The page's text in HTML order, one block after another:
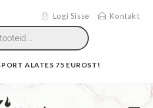
Logi Sisse Kontakt
ALATES 75 EUROST!